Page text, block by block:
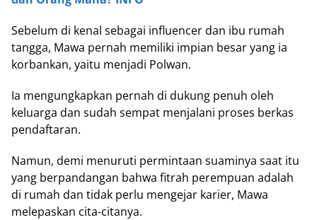
Sebelum di kenal sebagai influencer dan ibu rumah
tangga, Mawa pernah memiliki impian besar yang ia
korbankan, yaitu menjadi Polwan.
Ia mengungkapkan pernah di dukung penuh oleh
keluarga dan sudah sempat menjalani proses berkas
pendaftaran.
Namun, demi menuruti permintaan suaminya saat itu
yang berpandangan bahwa fitrah perempuan adalah
di rumah dan tidak perlu mengejar karier, Mawa
melepaskan cita-citanya.